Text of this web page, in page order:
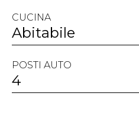
CUCINA
Abitabile
POSTI AUTO
4